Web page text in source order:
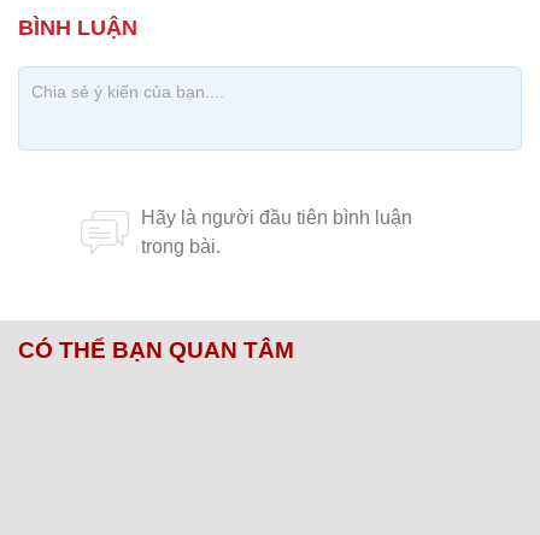
CÓ THỂ BẠN QUAN TÂM